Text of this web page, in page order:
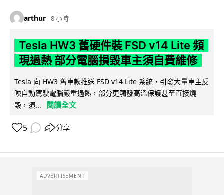
arthur 8 小時
Tesla HW3 舊硬件裝 FSD v14 Lite 頻
現過熱 部分電腦損毀車主須自費維修
Tesla 向 HW3 舊車款推送 FSD v14 Lite 系統，引發大量車主反
映自動駕駛電腦嚴重過熱，部分更觸發高溫保護甚至直接燒
毀，須...
閱讀全文
5 分享
ADVERTISEMENT